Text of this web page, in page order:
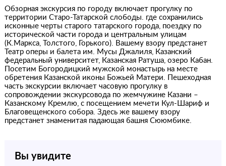
Обзорная экскурсия по городу включает прогулку по
территории Старо-Татарской слободы. где сохранились
исконные черты старого татарского города, поездку по
исторической части города и центральным улицам
(К.Маркса, Толстого, Горького). Вашему взору предстанет
Театр оперы и балета им. Мусы Джалиля, Казанский
федеральный университет, Казанская Ратуша, озеро Кабан.
Посетим Богородицкий мужской монастырь на месте
обретения Казанской иконы Божьей Матери. Пешеходная
часть экскурсии включает часовую прогулку в
сопровождении экскурсовода по жемчужине Казани –
Казанскому Кремлю, с посещением мечети Кул-Шариф и
Благовещенского собора. Здесь же вашему взору
предстанет знаменитая падающая башня Сююмбике.
Вы увидите